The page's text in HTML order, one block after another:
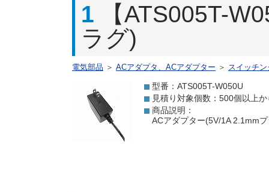
1
【ATS005T-
ラグ)
電気部品 ＞ ACアダプタ、ACアダプター ＞ スイッチ
型番：ATS005T-W050U
見積り対象個数：500個以上か
商品説明：
ACアダプター(5V/1A 2.1mm